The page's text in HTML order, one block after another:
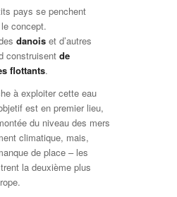
pays se penchent
concept.
danois et d’autres
construisent de
flottants.
à exploiter cette eau
est en premier lieu,
du niveau des mers
climatique, mais,
de place – les
la deuxième plus